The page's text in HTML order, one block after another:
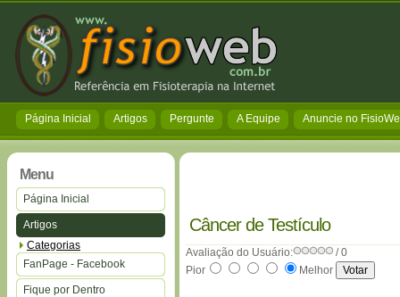
Página Inicial Artigos Pergunte A Equipe Anuncie no
Menu
Página Inicial
Artigos
Categorias
FanPage - Facebook
Fique por Dentro
Câncer de Testículo
Avaliação do Usuário:
/ 0
Pior
Melhor